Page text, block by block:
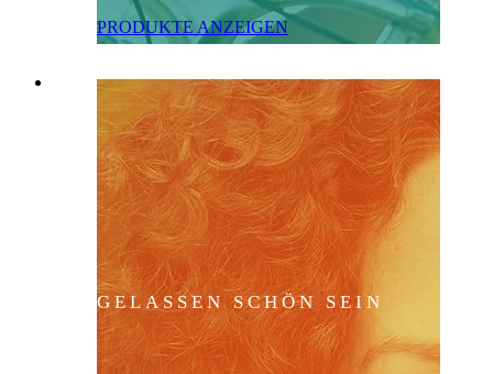
PRODUKTE ANZEIGEN
GELASSEN SCHÖN SEIN